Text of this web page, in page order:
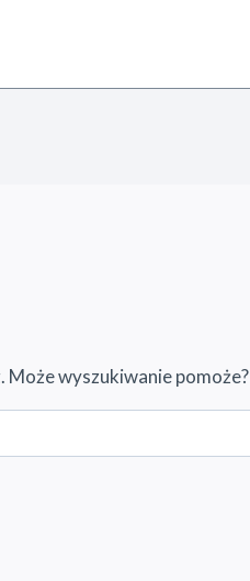
Może wyszukiwanie pomoże?